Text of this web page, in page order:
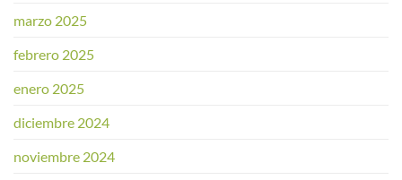
marzo 2025
febrero 2025
enero 2025
diciembre 2024
noviembre 2024